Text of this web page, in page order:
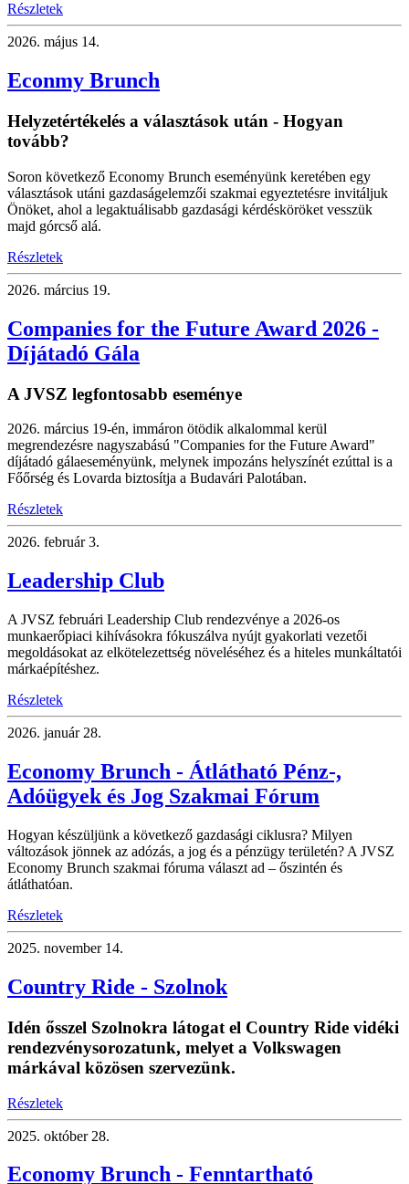
Részletek
2026. május 14.
Econmy Brunch
Helyzetértékelés a választások után - Hogyan
tovább?
Soron következő Economy Brunch eseményünk keretében egy
választások utáni gazdaságelemzői szakmai egyeztetésre invitáljuk
Önöket, ahol a legaktuálisabb gazdasági kérdésköröket vesszük
majd górcső alá.
Részletek
2026. március 19.
Companies for the Future Award 2026 -
Díjátadó Gála
A JVSZ legfontosabb eseménye
2026. március 19-én, immáron ötödik alkalommal kerül
megrendezésre nagyszabású "Companies for the Future Award"
díjátadó gálaeseményünk, melynek impozáns helyszínét ezúttal is a
Főőrség és Lovarda biztosítja a Budavári Palotában.
Részletek
2026. február 3.
Leadership Club
A JVSZ februári Leadership Club rendezvénye a 2026-os
munkaerőpiaci kihívásokra fókuszálva nyújt gyakorlati vezetői
megoldásokat az elkötelezettség növeléséhez és a hiteles munkáltatói
márkaépítéshez.
Részletek
2026. január 28.
Economy Brunch - Átlátható Pénz-,
Adóügyek és Jog Szakmai Fórum
Hogyan készüljünk a következő gazdasági ciklusra? Milyen
változások jönnek az adózás, a jog és a pénzügy területén? A JVSZ
Economy Brunch szakmai fóruma választ ad – őszintén és
átláthatóan.
Részletek
2025. november 14.
Country Ride - Szolnok
Idén ősszel Szolnokra látogat el Country Ride vidéki
rendezvénysorozatunk, melyet a Volkswagen
márkával közösen szervezünk.
Részletek
2025. október 28.
Economy Brunch - Fenntartható